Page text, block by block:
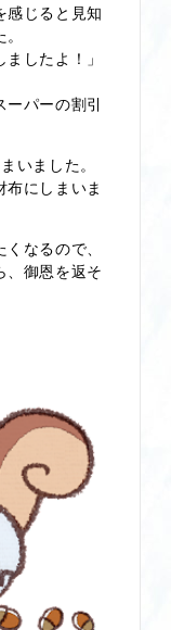
感じると見知
したよ！」
パーの割引
いました。
にしまいま
なるので、
、御恩を返そ